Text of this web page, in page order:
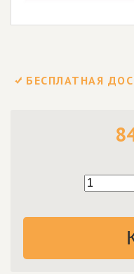
БЕСПЛАТНАЯ